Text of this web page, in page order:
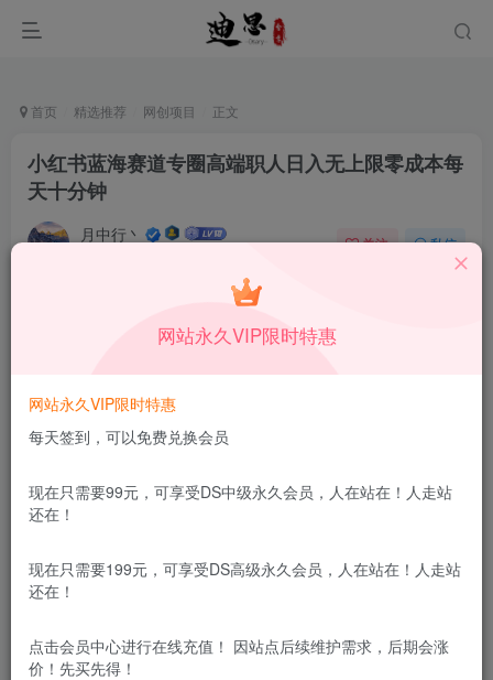
首页 精选推荐 网创项目 正文
小红书蓝海赛道专圈高端职人日入无上限零成本每
天十分钟
月中行丶 关注 私信
此内容为付费资源，请付费后查看
￥1.99
立即购买
更新及时
极速下载 安全绿色 网盘下载
本站内容分为：
网站永久VIP限时特惠
网站永久VIP限时特惠
每天签到，可以免费兑换会员
现在只需要99元，可享受DS中级永久会员，人在站在！人走站
还在！
现在只需要199元，可享受DS高级永久会员，人在站在！人走站
还在！
点击会员中心进行在线充值！ 因站点后续维护需求，后期会涨
价！先买先得！